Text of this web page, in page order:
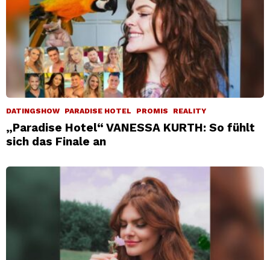
DATINGSHOW PARADISE HOTEL PROMIS REALITY
„Paradise Hotel“ VANESSA KURTH: So fühlt
sich das Finale an